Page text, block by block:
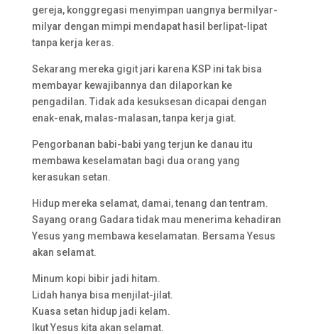
gereja, konggregasi menyimpan uangnya bermilyar-
milyar dengan mimpi mendapat hasil berlipat-lipat
tanpa kerja keras.
Sekarang mereka gigit jari karena KSP ini tak bisa
membayar kewajibannya dan dilaporkan ke
pengadilan. Tidak ada kesuksesan dicapai dengan
enak-enak, malas-malasan, tanpa kerja giat.
Pengorbanan babi-babi yang terjun ke danau itu
membawa keselamatan bagi dua orang yang
kerasukan setan.
Hidup mereka selamat, damai, tenang dan tentram.
Sayang orang Gadara tidak mau menerima kehadiran
Yesus yang membawa keselamatan. Bersama Yesus
akan selamat.
Minum kopi bibir jadi hitam.
Lidah hanya bisa menjilat-jilat.
Kuasa setan hidup jadi kelam.
Ikut Yesus kita akan selamat.